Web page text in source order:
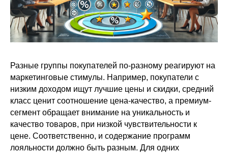
Разные группы покупателей по-разному реагируют на
маркетинговые стимулы. Например, покупатели с
низким доходом ищут лучшие цены и скидки, средний
класс ценит соотношение цена-качество, а премиум-
сегмент обращает внимание на уникальность и
качество товаров, при низкой чувствительности к
цене. Соответственно, и содержание программ
лояльности должно быть разным. Для одних